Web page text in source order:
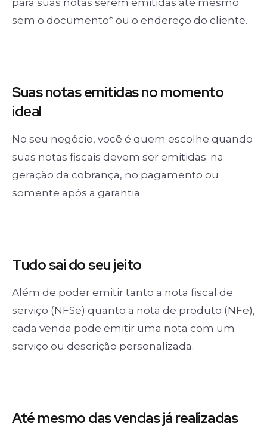
para suas notas serem emitidas até mesmo
sem o documento* ou o endereço do cliente.
Suas notasemitidas no momento
ideal
No seu negócio, você é quem escolhe quando
suas notas fiscais devem ser emitidas: na
geração da cobrança, no pagamento ou
somente após a garantia.
Tudo saido seu jeito
Além de poder emitir tanto a nota fiscal de
serviço (NFSe) quanto a nota de produto (NFe),
cada venda pode emitir uma nota com um
serviço ou descrição personalizada.
Até mesmo dasvendas já realizadas